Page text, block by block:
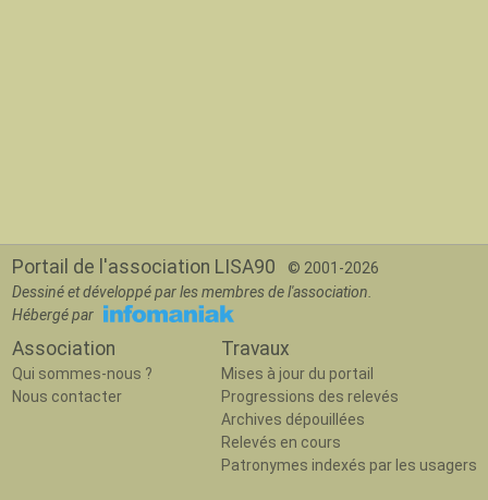
Portail de l'association LISA90
© 2001-2026
Dessiné et développé par les membres de l'association.
Hébergé par
Association
Qui sommes-nous ?
Nous contacter
Travaux
Mises à jour du portail
Progressions des relevés
Archives dépouillées
Relevés en cours
Patronymes indexés par les usagers